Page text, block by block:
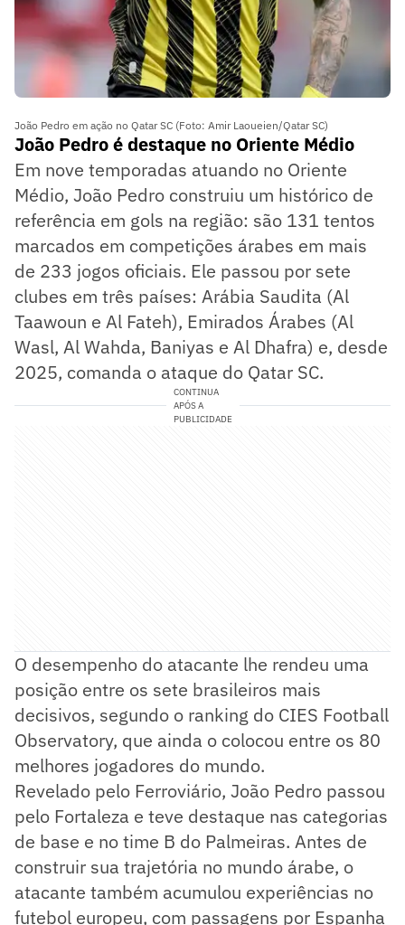
João Pedro em ação no Qatar SC (Foto: Amir Laoueien/Qatar SC)
João Pedro é destaque no Oriente Médio
Em nove temporadas atuando no Oriente
Médio, João Pedro construiu um histórico de
referência em gols na região: são 131 tentos
marcados em competições árabes em mais
de 233 jogos oficiais. Ele passou por sete
clubes em três países: Arábia Saudita (Al
Taawoun e Al Fateh), Emirados Árabes (Al
Wasl, Al Wahda, Baniyas e Al Dhafra) e, desde
2025, comanda o ataque do Qatar SC.
CONTINUA
APÓS A
PUBLICIDADE
O desempenho do atacante lhe rendeu uma
posição entre os sete brasileiros mais
decisivos, segundo o ranking do CIES Football
Observatory, que ainda o colocou entre os 80
melhores jogadores do mundo.
Revelado pelo Ferroviário, João Pedro passou
pelo Fortaleza e teve destaque nas categorias
de base e no time B do Palmeiras. Antes de
construir sua trajetória no mundo árabe, o
atacante também acumulou experiências no
futebol europeu, com passagens por Espanha